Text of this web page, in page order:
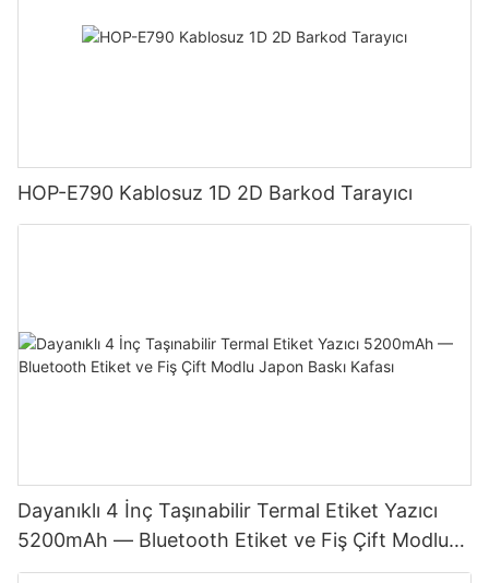
HOP-E790 Kablosuz 1D 2D Barkod Tarayıcı
Dayanıklı 4 İnç Taşınabilir Termal Etiket Yazıcı
5200mAh — Bluetooth Etiket ve Fiş Çift Modlu
Japon Baskı Kafası